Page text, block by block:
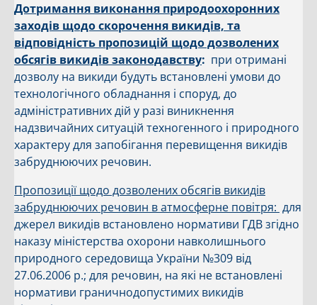
Дотримання виконання природоохоронних
заходів щодо скорочення викидів, та
відповідність пропозицій щодо дозволених
обсягів викидів законодавству: при отримані
дозволу на викиди будуть встановлені умови до
технологічного обладнання і споруд, до
адміністративних дій у разі виникнення
надзвичайних ситуацій техногенного і природного
характеру для запобігання перевищення викидів
забруднюючих речовин.
Пропозиції щодо дозволених обсягів викидів
забруднюючих речовин в атмосферне повітря: для
джерел викидів встановлено нормативи ГДВ згідно
наказу міністерства охорони навколишнього
природного середовища України №309 від
27.06.2006 р.; для речовин, на які не встановлені
нормативи граничнодопустимих викидів